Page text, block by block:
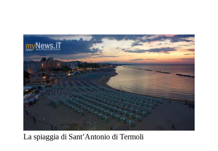
La spiaggia di Sant’Antonio di Termoli